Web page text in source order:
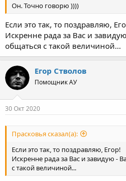
Он. Точно говорю ))))
Если это так, то поздравляю,
Искренне рада за Вас и
общаться с такой величиной...
Егор Стволов
Помощник АУ
30 Окт 2020
Прасковья сказал(а):
Если это так, то поздравляю, Егор!
Искренне рада за Вас и завидую -
с такой величиной...